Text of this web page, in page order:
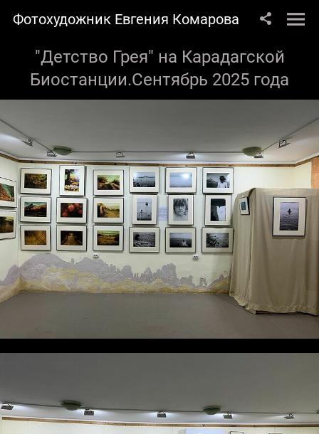
Фотохудожник Евгения Комарова
"Детство Грея" на Карадагской
Биостанции.Сентябрь 2025 года